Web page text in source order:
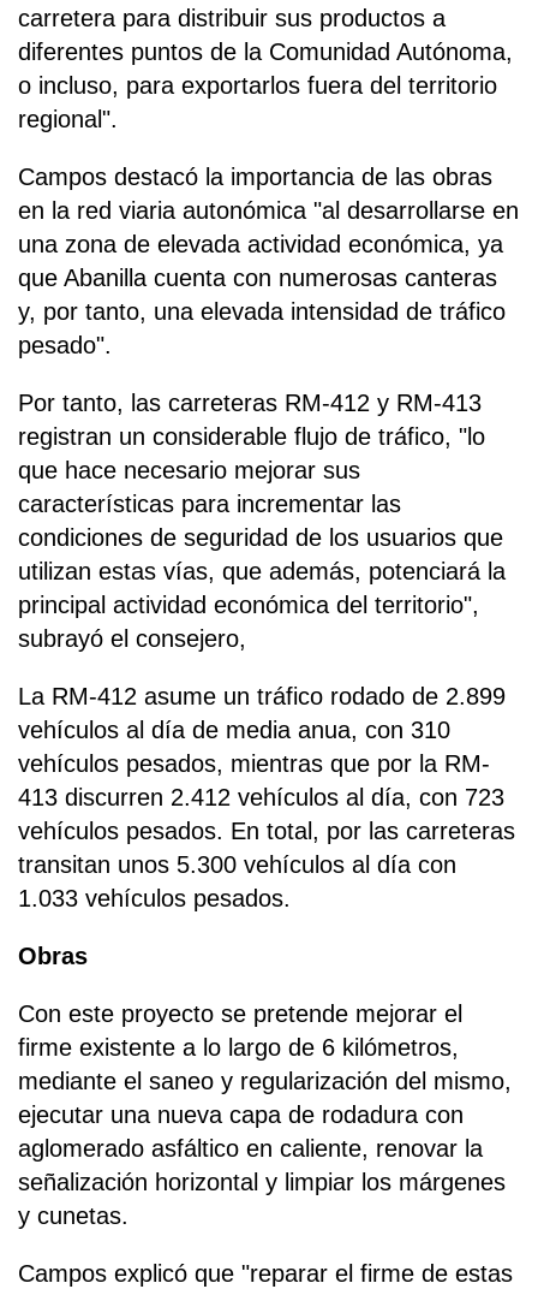
carretera para distribuir sus productos a
diferentes puntos de la Comunidad Autónoma,
o incluso, para exportarlos fuera del territorio
regional".
Campos destacó la importancia de las obras
en la red viaria autonómica "al desarrollarse en
una zona de elevada actividad económica, ya
que Abanilla cuenta con numerosas canteras
y, por tanto, una elevada intensidad de tráfico
pesado".
Por tanto, las carreteras RM-412 y RM-413
registran un considerable flujo de tráfico, "lo
que hace necesario mejorar sus
características para incrementar las
condiciones de seguridad de los usuarios que
utilizan estas vías, que además, potenciará la
principal actividad económica del territorio",
subrayó el consejero,
La RM-412 asume un tráfico rodado de 2.899
vehículos al día de media anua, con 310
vehículos pesados, mientras que por la RM-
413 discurren 2.412 vehículos al día, con 723
vehículos pesados. En total, por las carreteras
transitan unos 5.300 vehículos al día con
1.033 vehículos pesados.
Obras
Con este proyecto se pretende mejorar el
firme existente a lo largo de 6 kilómetros,
mediante el saneo y regularización del mismo,
ejecutar una nueva capa de rodadura con
aglomerado asfáltico en caliente, renovar la
señalización horizontal y limpiar los márgenes
y cunetas.
Campos explicó que "reparar el firme de estas